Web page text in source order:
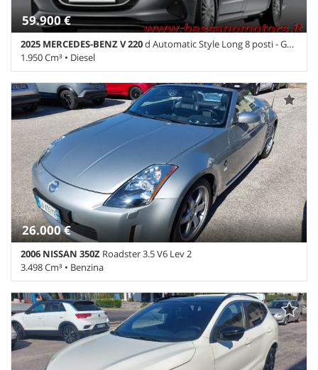
59.900 €
2025 MERCEDES-BENZ V 220d Automatic Style Long 8 posti - Gancio Traino
1.950 Cm³ • Diesel
12.000 Km • Cambio Automatico (9) • Grigio scuro metallizzato • 5
Porte • ABS • Adaptive Cruise Control • Airbag laterali • Airbag
Passeggero • Airbag testa • Alzacristalli elettrici • Autoradio •
Autoradio digitale • Chiusura centralizzata • Climatizzatore •
Controllo elettronico della corsia • Controllo trazione • Cruise
Control • ESP • Frenata d'emergenza assistita • Gancio traino •
Riconoscimento dei segnali stradali • Sensore di luce • Sensori di
parcheggio posteriori • Servosterzo • Sospensioni pneumatiche •
Specchietti laterali elettrici • Telecamera per parcheggio assistito
26.000 €
2006 NISSAN 350Z Roadster 3.5 V6 Lev 2
3.498 Cm³ • Benzina
60.892 Km • Cambio Manuale (6) • Argento metallizzato • 2 Porte •
ABS • Airbag • Airbag laterali • Airbag Passeggero • Alzacristalli
elettrici • Antifurto • Autoradio • Boardcomputer • Cerchi in lega •
Chiusura centralizzata • Climatizzatore • Controllo automatico
clima • Controllo trazione • Cronologia tagliandi • Cruise Control •
ESP • Fari Xenon • Fendinebbia • Immobilizzatore elettronico •